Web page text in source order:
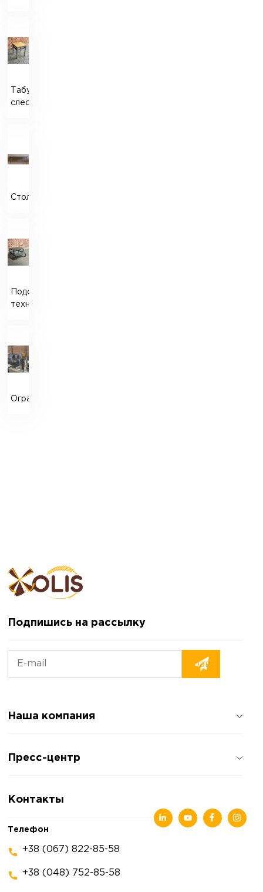
Табурет
слесарный
Стол
Подставка
технологическая
Ограждение
Подпишись на рассылку
Наша компания
Отзывы о компании
Пресс-центр
Статьи
Контакты
Телефон
+38 (067) 822-85-58
+38 (048) 752-85-58